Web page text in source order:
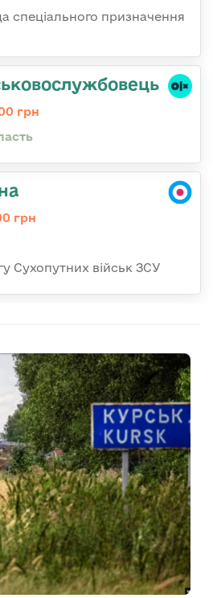
спеціального призначення
грн
грн
Сухопутних військ ЗСУ